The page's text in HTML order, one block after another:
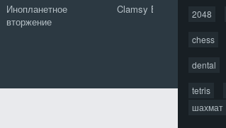
Инопланетное
вторжение
Clamsy Bird 2048
chess
dental
tetris
шахмат